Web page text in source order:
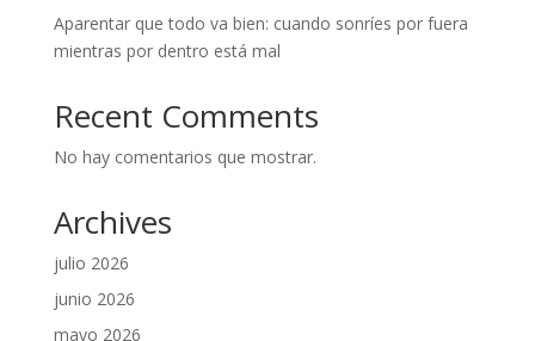
Aparentar que todo va bien: cuando sonríes por fuera
mientras por dentro está mal
Recent Comments
No hay comentarios que mostrar.
Archives
julio 2026
junio 2026
mayo 2026